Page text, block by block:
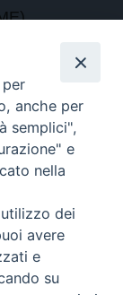
12.30
anche per
semplici",
e
nella
dei
avere
e
su